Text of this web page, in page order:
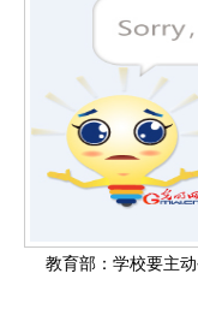
教育部：学校要主动